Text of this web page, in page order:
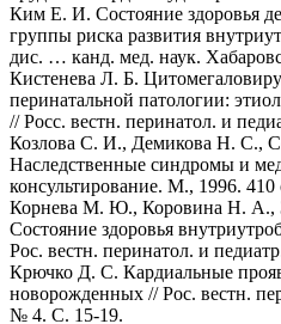
Ким Е. И. Состояние здоровья
группы риска развития
дис. … канд. мед. наук.
Кистенева Л. Б.
перинатальной патологии:
// Росс. вестн. перинатол. и
Козлова С. И., Демикова Н. С.,
Наследственные синдромы и
консультирование. М., 1996. 410
Корнева М. Ю., Коровина Н. А.,
Состояние здоровья
Рос. вестн. перинатол. и
Крючко Д. С. Кардиальные
новорожденных // Рос. вестн.
№ 4. С. 15-19.